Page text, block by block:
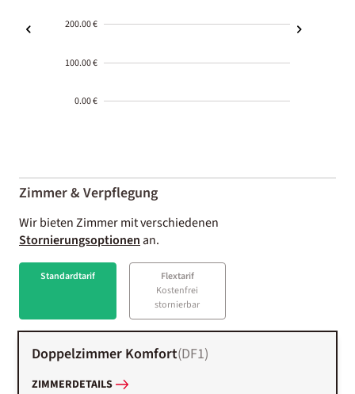
200.00 €
100.00 €
0.00 €
01-02
Zimmer & Verpflegung
Wir bieten Zimmer mit verschiedenen
Stornierungsoptionenan.
Standardtarif
Flextarif
Kostenfrei
stornierbar
Doppelzimmer Komfort(DF1)
ZIMMERDETAILS